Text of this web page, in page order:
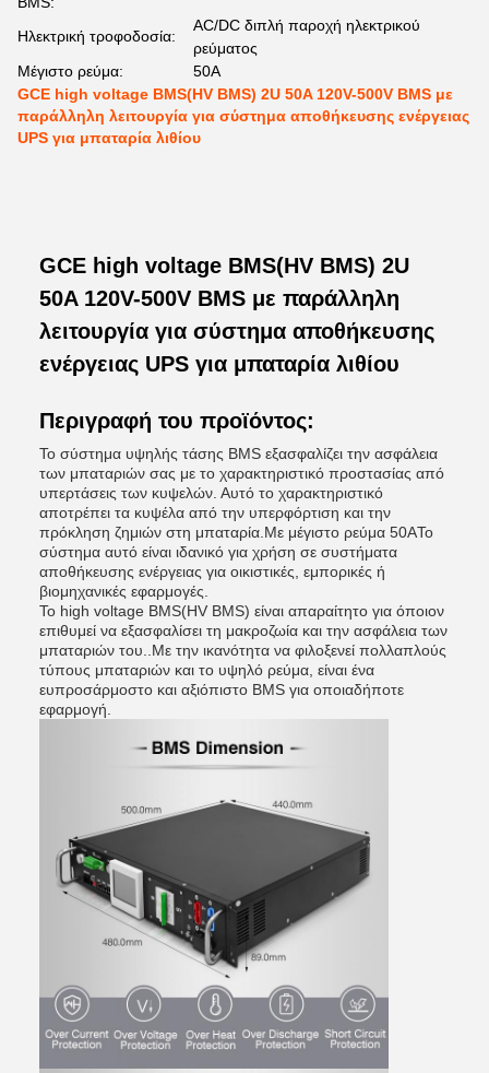
Ηλεκτρική τροφοδοσία:
AC/DC διπλή παροχή ηλεκτρικού
ρεύματος
Μέγιστο ρεύμα:
50Α
GCE high voltage BMS(HV BMS) 2U 50A 120V-500V BMS με
παράλληλη λειτουργία για σύστημα αποθήκευσης ενέργειας
UPS για μπαταρία λιθίου
GCE high voltage BMS(HV BMS) 2U
50A 120V-500V BMS με παράλληλη
λειτουργία για σύστημα αποθήκευσης
ενέργειας UPS για μπαταρία λιθίου
Περιγραφή του προϊόντος:
Το σύστημα υψηλής τάσης BMS εξασφαλίζει την ασφάλεια
των μπαταριών σας με το χαρακτηριστικό προστασίας από
υπερτάσεις των κυψελών. Αυτό το χαρακτηριστικό
αποτρέπει τα κυψέλα από την υπερφόρτιση και την
πρόκληση ζημιών στη μπαταρία.Με μέγιστο ρεύμα 50AΤο
σύστημα αυτό είναι ιδανικό για χρήση σε συστήματα
αποθήκευσης ενέργειας για οικιστικές, εμπορικές ή
βιομηχανικές εφαρμογές.
Το high voltage BMS(HV BMS) είναι απαραίτητο για όποιον
επιθυμεί να εξασφαλίσει τη μακροζωία και την ασφάλεια των
μπαταριών του..Με την ικανότητα να φιλοξενεί πολλαπλούς
τύπους μπαταριών και το υψηλό ρεύμα, είναι ένα
ευπροσάρμοστο και αξιόπιστο BMS για οποιαδήποτε
εφαρμογή.